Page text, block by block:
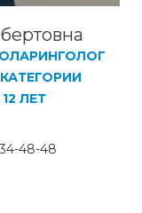
ЛЕТ
48-48